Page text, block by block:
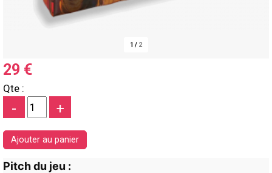
1 / 2
29 €
Qte :
- +
Pitch du jeu :